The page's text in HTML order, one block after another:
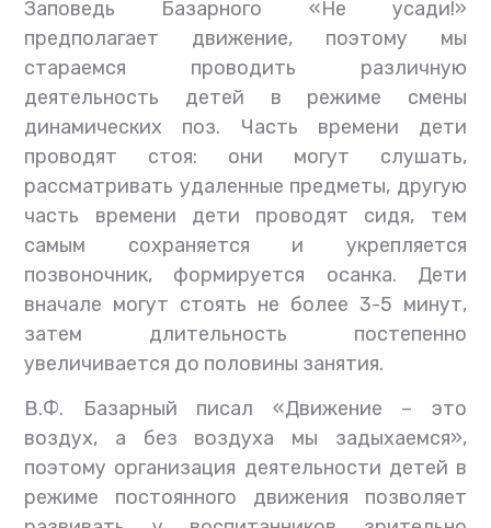
Заповедь Базарного «Не усади!»
предполагает движение, поэтому мы
стараемся проводить различную
деятельность детей в режиме смены
динамических поз. Часть времени дети
проводят стоя: они могут слушать,
рассматривать удаленные предметы, другую
часть времени дети проводят сидя, тем
самым сохраняется и укрепляется
позвоночник, формируется осанка. Дети
вначале могут стоять не более 3-5 минут,
затем длительность постепенно
увеличивается до половины занятия.
В.Ф. Базарный писал «Движение – это
воздух, а без воздуха мы задыхаемся»,
поэтому организация деятельности детей в
режиме постоянного движения позволяет